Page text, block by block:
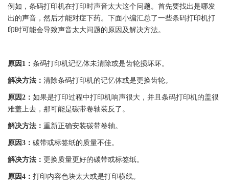
例如， 条码打印机在打印时声音太大这个问题。首先要找出是哪发
出的声音，然后才能对症下药。下面小编汇总了一些条码打印机打
印时可能会导致声音太大问题的原因及解决方法。
原因1： 条码打印机记忆体未清除或是齿轮损坏坏。
解决方法： 清除条码打印机的记忆体或是更换齿轮。
原因2： 如果是打印过程中打印机响声很大，并且 条码打印机的盖很
难盖上去，那可能是碳带卷轴装反了。
解决方法： 重新正确安装碳带卷轴。
原因3： 碳带或标签纸的质量不佳。
解决方法： 更换质量更好的碳带或标签纸。
原因4： 打印内容色块太大或是打印横线。